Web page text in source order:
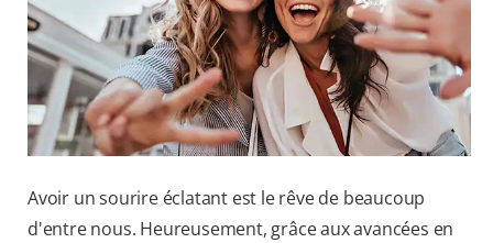
Avoir un sourire éclatant est le rêve de beaucoup
d'entre nous. Heureusement, grâce aux avancées en